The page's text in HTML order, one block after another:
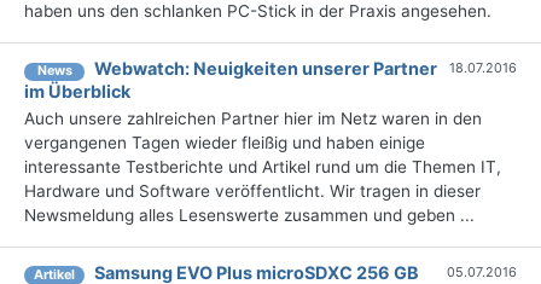
haben uns den schlanken PC-Stick in der Praxis angesehen.
News
Webwatch: Neuigkeiten unserer Partner
im Überblick
18.07.2016
Auch unsere zahlreichen Partner hier im Netz waren in den
vergangenen Tagen wieder fleißig und haben einige
interessante Testberichte und Artikel rund um die Themen IT,
Hardware und Software veröffentlicht. Wir tragen in dieser
Newsmeldung alles Lesenswerte zusammen und geben ...
Artikel Samsung EVO Plus microSDXC 256 GB 05.07.2016